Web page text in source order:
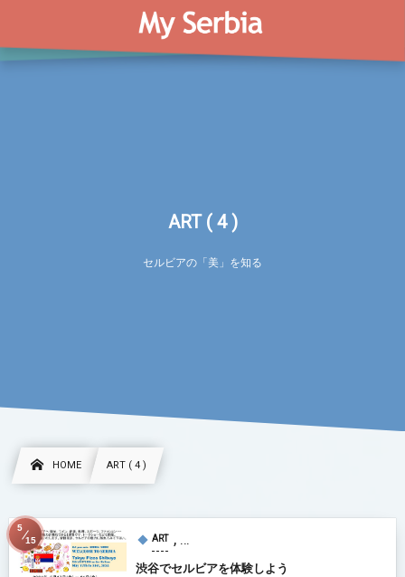
ART ( 4 )
セルビアの「美」を知る
HOME ART ( 4 )
ART , …
渋谷でセルビアを体験しよう
5
15